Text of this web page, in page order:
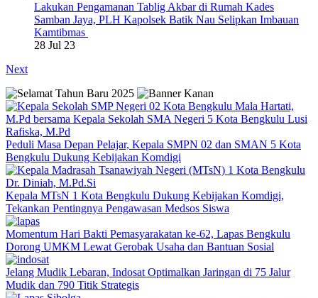
Lakukan Pengamanan Tablig Akbar di Rumah Kades
Samban Jaya, PLH Kapolsek Batik Nau Selipkan Imbauan
Kamtibmas
28 Jul 23
Next
Peduli Masa Depan Pelajar, Kepala SMPN 02 dan SMAN 5 Kota
Bengkulu Dukung Kebijakan Komdigi
Kepala MTsN 1 Kota Bengkulu Dukung Kebijakan Komdigi,
Tekankan Pentingnya Pengawasan Medsos Siswa
Momentum Hari Bakti Pemasyarakatan ke-62, Lapas Bengkulu
Dorong UMKM Lewat Gerobak Usaha dan Bantuan Sosial
Jelang Mudik Lebaran, Indosat Optimalkan Jaringan di 75 Jalur
Mudik dan 790 Titik Strategis